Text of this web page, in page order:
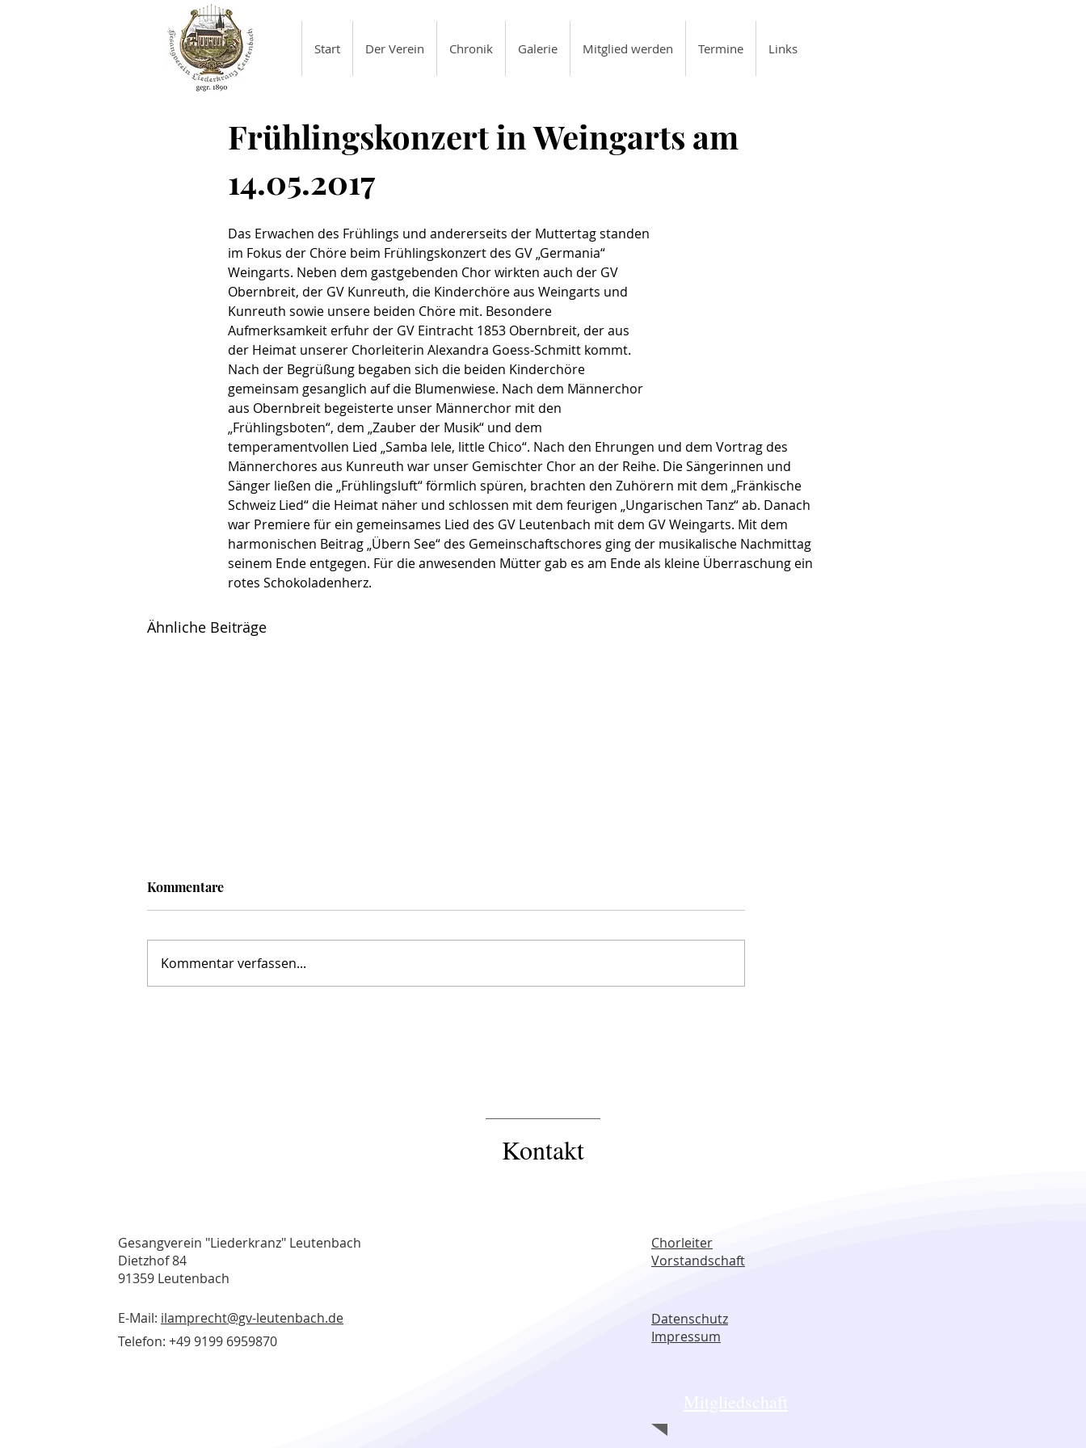
Start Der Verein Chronik Galerie Mitglied werden Termine Links
Frühlingskonzert in Weingarts am
14.05.2017
Das Erwachen des Frühlings und andererseits der Muttertag standen
im Fokus der Chöre beim Frühlingskonzert des GV „Germania“
Weingarts. Neben dem gastgebenden Chor wirkten auch der GV
Obernbreit, der GV Kunreuth, die Kinderchöre aus Weingarts und
Kunreuth sowie unsere beiden Chöre mit. Besondere
Aufmerksamkeit erfuhr der GV Eintracht 1853 Obernbreit, der aus
der Heimat unserer Chorleiterin Alexandra Goess-Schmitt kommt.
Nach der Begrüßung begaben sich die beiden Kinderchöre
gemeinsam gesanglich auf die Blumenwiese. Nach dem Männerchor
aus Obernbreit begeisterte unser Männerchor mit den
„Frühlingsboten“, dem „Zauber der Musik“ und dem
temperamentvollen Lied „Samba lele, little Chico“. Nach den Ehrungen und dem Vortrag des
Männerchores aus Kunreuth war unser Gemischter Chor an der Reihe. Die Sängerinnen und
Sänger ließen die „Frühlingsluft“ förmlich spüren, brachten den Zuhörern mit dem „Fränkische
Schweiz Lied“ die Heimat näher und schlossen mit dem feurigen „Ungarischen Tanz“ ab. Danach
war Premiere für ein gemeinsames Lied des GV Leutenbach mit dem GV Weingarts. Mit dem
harmonischen Beitrag „Übern See“ des Gemeinschaftschores ging der musikalische Nachmittag
seinem Ende entgegen. Für die anwesenden Mütter gab es am Ende als kleine Überraschung ein
rotes Schokoladenherz.
Ähnliche Beiträge
Leiden und Sterben Christi am
Kommentare
Kommentar verfassen...
Kontakt
Gesangverein "Liederkranz" Leutenbach
Dietzhof 84
91359 Leutenbach
E-Mail: ilamprecht@gv-leutenbach.de
Telefon: +49 9199 6959870
Chorleiter
Vorstandschaft
Datenschutz
Impressum